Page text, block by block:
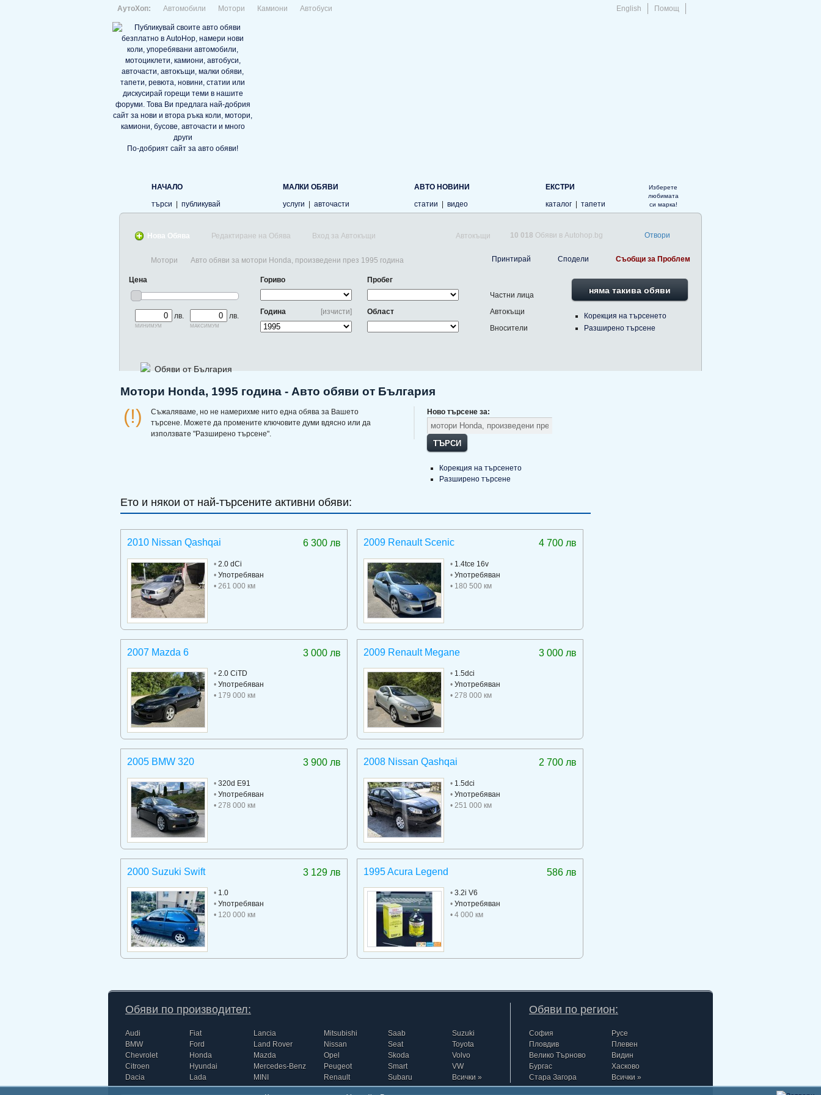
English Помощ
АутоХоп: Автомобили Мотори Камиони Автобуси
По-добрият сайт за авто обяви!
НАЧАЛО
търси
публикувай
МАЛКИ ОБЯВИ
услуги
авточасти
АВТО НОВИНИ
статии
видео
ЕКСТРИ
каталог
тапети
Изберете
любимата
си марка!
Нова Обява Редактиране на Обява Вход за Автокъщи Автокъщи 10 018 Обяви в Autohop.bg Отвори
Принтирай Сподели Съобщи за Проблем
Мотори Авто обяви за мотори Honda, произведени през 1995 година
Цена
лв.
минимум
лв.
максимум
Гориво
[изчисти]
Година
Пробег
Област
Частни лица
Автокъщи
Вносители
няма такива обяви
Корекция на търсенето
Разширено търсене
Обяви от България
Мотори Honda, 1995 година - Авто обяви от България
(!)
Съжаляваме, но не намерихме нито една обява за Вашето
търсене. Можете да промените ключовите думи вдясно или да
използвате "Разширено търсене".
Ново търсене за:
ТЪРСИ
Корекция на търсенето
Разширено търсене
Ето и някои от най-търсените активни обяви:
6 300 лв
2010 Nissan Qashqai
• 2.0 dCi
• Употребяван
• 261 000 км
4 700 лв
2009 Renault Scenic
•1.4tce 16v
•Употребяван
• 180 500 км
3 000 лв
2007 Mazda 6
• 2.0 CiTD
• Употребяван
• 179 000 км
3 000 лв
2009 Renault Megane
•1.5dci
•Употребяван
• 278 000 км
3 900 лв
2005 BMW 320
• 320d E91
• Употребяван
• 278 000 км
2 700 лв
2008 Nissan Qashqai
•1.5dci
•Употребяван
• 251 000 км
3 129 лв
2000 Suzuki Swift
• 1.0
• Употребяван
• 120 000 км
586 лв
1995 Acura Legend
•3.2i V6
•Употребяван
• 4 000 км
Обяви по производител:
Audi
BMW
Chevrolet
Citroen
Dacia
Fiat
Ford
Honda
Hyundai
Lada
Lancia
Land Rover
Mazda
Mercedes-Benz
MINI
Mitsubishi
Nissan
Opel
Peugeot
Renault
Saab
Seat
Skoda
Smart
Subaru
Suzuki
Toyota
Volvo
VW
Всички »
Обяви по регион:
София
Пловдив
Велико Търново
Бургас
Стара Загора
Русе
Плевен
Видин
Хасково
Всички »